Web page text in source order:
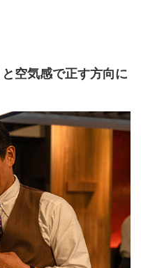
空気感で正す方向に